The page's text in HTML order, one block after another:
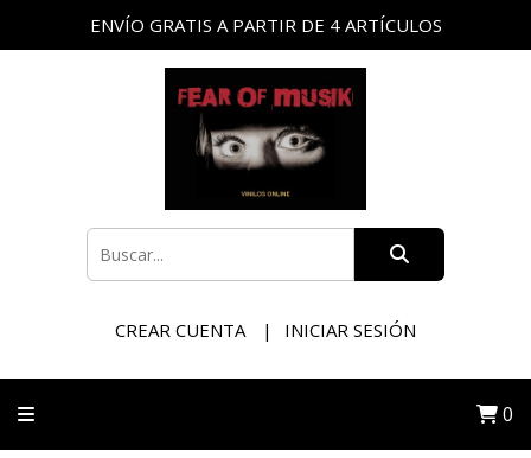
ENVÍO GRATIS A PARTIR DE 4 ARTÍCULOS
CREAR CUENTA INICIAR SESIÓN
0